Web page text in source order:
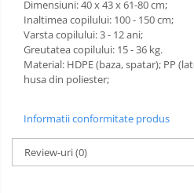
Dimensiuni: 40 x 43 x 61-80 cm;
Inaltimea copilului: 100 - 150 cm;
Varsta copilului: 3 - 12 ani;
Greutatea copilului: 15 - 36 kg.
Material: HDPE (baza, spatar); PP
husa din poliester;
Informatii conformitate produs
Review-uri(0)